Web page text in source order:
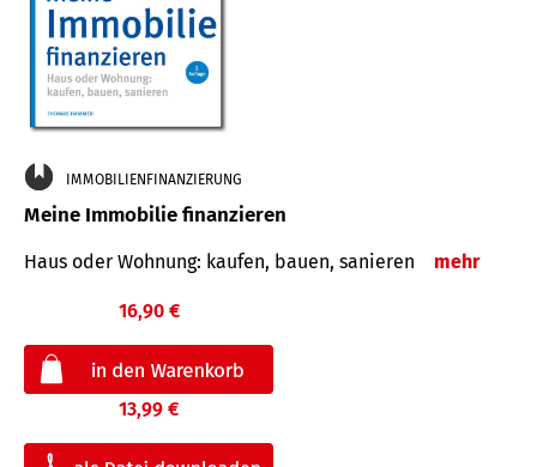
IMMOBILIENFINANZIERUNG
Meine Immobilie finanzieren
Haus oder Wohnung: kaufen, bauen, sanieren mehr
16,90 €
13,99 €